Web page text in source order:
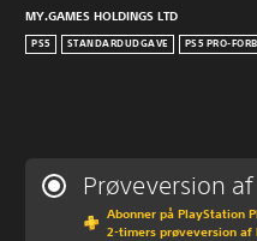
MY.GAMES HOLDINGS LTD
PS5 STANDARDUDGAVE PS5 PRO-
Prøveversion
Abonner på PlayStation
2-timers prøveversion af